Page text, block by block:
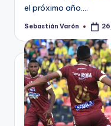
el próximo año.…
Publicado
Sebastián Varón